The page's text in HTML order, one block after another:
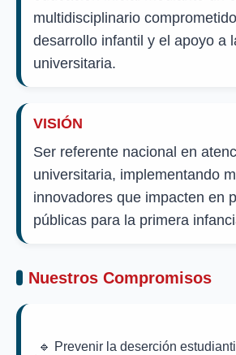
multidisciplinario
desarrollo infantil y el apoyo a
universitaria.
VISIÓN
Ser referente nacional en
universitaria, implementando
innovadores que impacten en
públicas para la primera
Nuestros Compromisos
🔹 Prevenir la deserción